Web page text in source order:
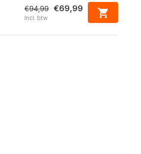
€94,99 €69,99
Incl. btw